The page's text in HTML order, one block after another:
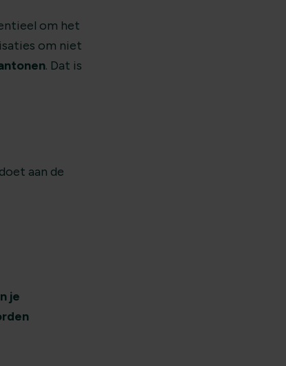
om het
om niet
. Dat is
aan de
je